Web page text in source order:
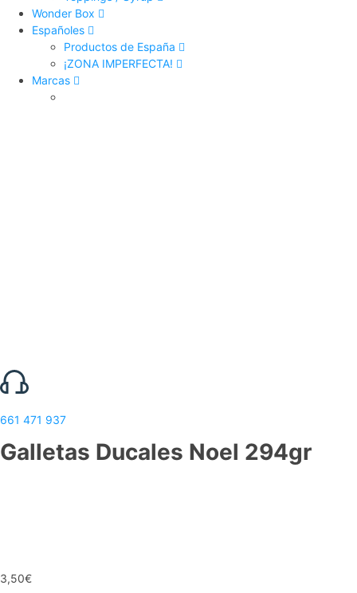
Wonder Box
Españoles
Productos de España
¡ZONA IMPERFECTA!
Marcas
661 471 937
Galletas Ducales Noel 294gr
3,50€